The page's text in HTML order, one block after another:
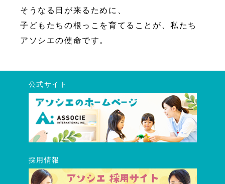
そうなる日が来るために、
子どもたちの根っこを育てることが、私たち
アソシエの使命です。
公式サイト
採用情報